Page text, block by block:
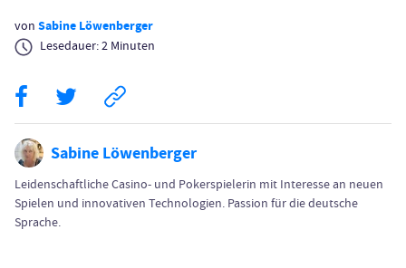
von Sabine Löwenberger
Lesedauer:2 Minuten
Sabine Löwenberger
Leidenschaftliche Casino- und Pokerspielerin mit Interesse an neuen
Spielen und innovativen Technologien. Passion für die deutsche
Sprache.